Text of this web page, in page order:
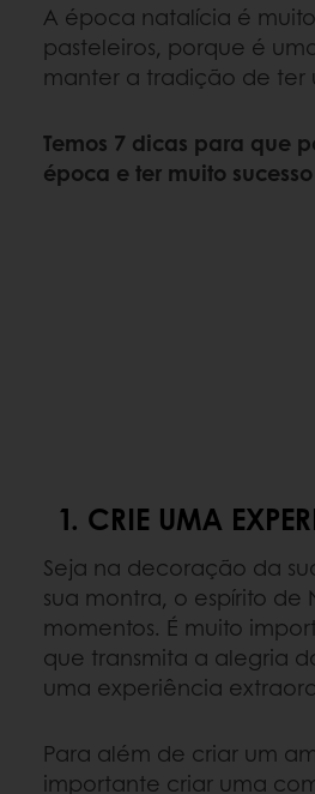
A época natalícia é
pasteleiros, porque é
manter a tradição de ter
Temos 7 dicas para que
época e ter muito
1. CRIE UMA
Seja na decoração da
sua montra, o espírito de
momentos. É muito
que transmita a alegria
uma experiência
Para além de criar um
importante criar uma